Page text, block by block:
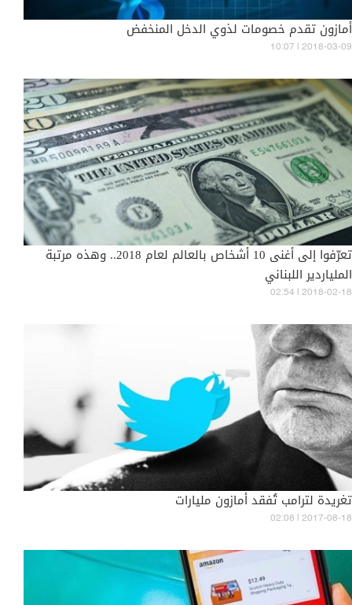
أمازون تقدم خصومات لذوي الدخل المنخفض
10:07 | 2018-03-09
تعرّفوا إلى أغنى 10 أشخاص بالعالم لعام 2018.. وهذه مرتبة
الملياردير اللبناني
02:54 | 2018-02-18
تغريدة لترامب تُفقد أمازون مليارات
02:08 | 2017-08-18